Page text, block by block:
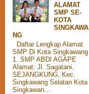
ALAMAT
SMP SE-
KOTA
SINGKAWA
NG
Daftar Lengkap Alamat
SMP Di Kota Singkawang
1. SMP ABDI AGAPE
Alamat: Jl. Sagatani,
SEJANGKUNG, Kec.
Singkawang Selatan Kota
Singkawan...